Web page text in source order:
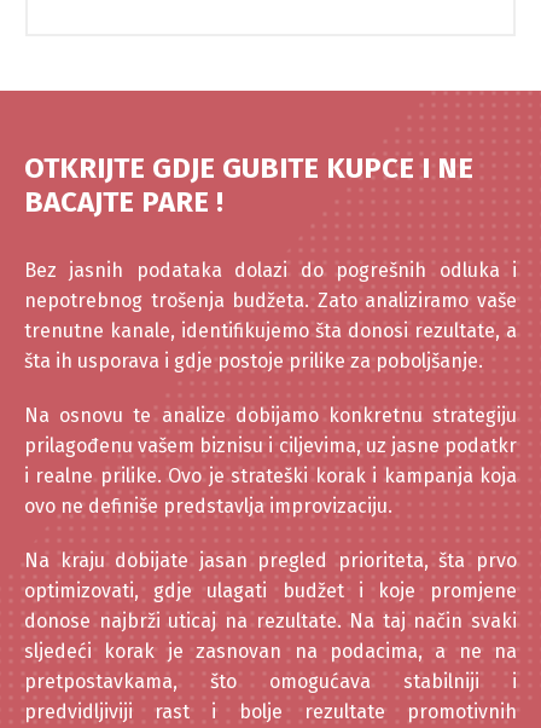
OTKRIJTE GDJE GUBITE KUPCE I NE
BACAJTE PARE !
Bez jasnih podataka dolazi do pogrešnih odluka i
nepotrebnog trošenja budžeta. Zato analiziramo vaše
trenutne kanale, identifikujemo šta donosi rezultate, a
šta ih usporava i gdje postoje prilike za poboljšanje.
Na osnovu te analize dobijamo konkretnu strategiju
prilagođenu vašem biznisu i ciljevima, uz jasne podatkr
i realne prilike. Ovo je strateški korak i kampanja koja
ovo ne definiše predstavlja improvizaciju.
Na kraju dobijate jasan pregled prioriteta, šta prvo
optimizovati, gdje ulagati budžet i koje promjene
donose najbrži uticaj na rezultate. Na taj način svaki
sljedeći korak je zasnovan na podacima, a ne na
pretpostavkama, što omogućava stabilniji i
predvidljiviji rast i bolje rezultate promotivnih